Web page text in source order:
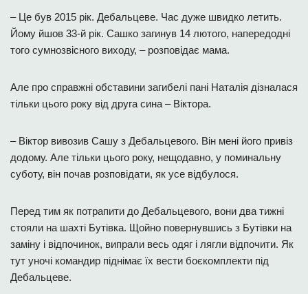
– Це був 2015 рік. Дебальцеве. Час дуже швидко летить.
Йому йшов 33-й рік. Сашко загинув 14 лютого, напередодні
того сумнозвісного виходу, – розповідає мама.
Але про справжні обставини загибелі пані Наталія дізналася
тільки цього року від друга сина – Віктора.
– Віктор вивозив Сашу з Дебальцевого. Він мені його привіз
додому. Але тільки цього року, нещодавно, у поминальну
суботу, він почав розповідати, як усе відбулося.
Перед тим як потрапити до Дебальцевого, вони два тижні
стояли на шахті Бутівка. Щойно повернувшись з Бутівки на
заміну і відпочинок, випрали весь одяг і лягли відпочити. Як
тут уночі командир піднімає їх вести боєкомплекти під
Дебальцеве.